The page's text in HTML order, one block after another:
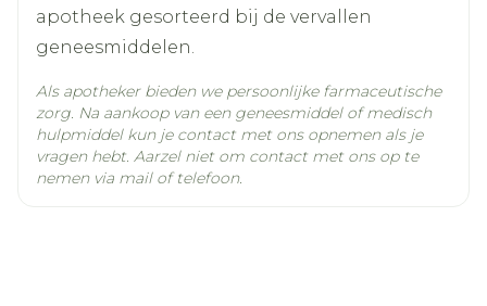
aantasting van de leverfunctie (hepatitis).
Een snelle, onregelmatige hartslag,
flauwvallen, welke symptomen kunnen zijn
van een levensbedreigende aandoening
gekend als Torsades de pointes.
Gedachten van zelfverminking en
zelfmoordgedachten, zie ook rubriek
"Wanneer moet u extra voorzichtig zijn met
apotheek gesorteerd bij de vervallen
geneesmiddelen.
Als apotheker bieden we persoonlijke farmaceutische
zorg. Na aankoop van een geneesmiddel of medisch
hulpmiddel kun je contact met ons opnemen als je
vragen hebt. Aarzel niet om contact met ons op te
nemen via mail of telefoon.